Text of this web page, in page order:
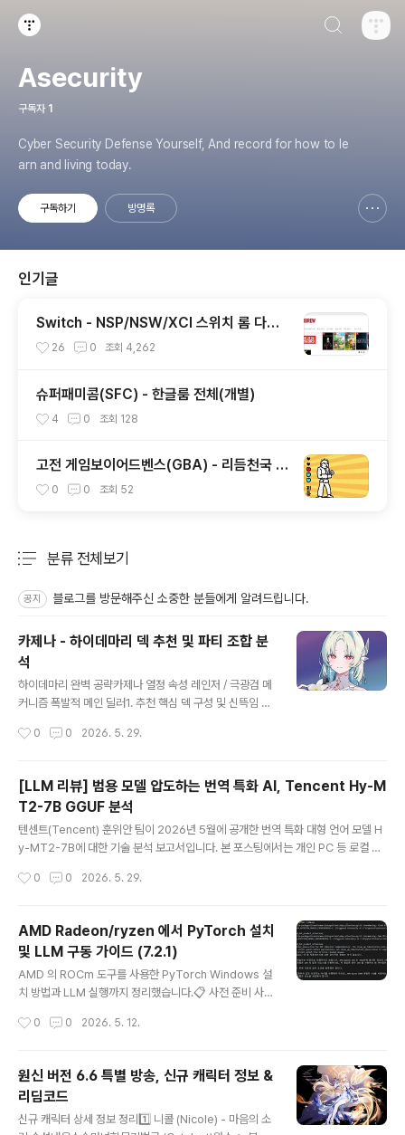
Asecurity
구독자 1
Cyber Security Defense Yourself, And record for how to le
arn and living today.
구독하기 방명록
인기글
Switch - NSP/NSW/XCI 스위치 롬 다운
로드 사이트들
26 0 조회 4,262
슈퍼패미콤(SFC) - 한글룸 전체(개별)
4 0 조회 128
고전 게임보이어드벤스(GBA) - 리듬천국 한
글 0 0 조회 52
분류 전체보기
공지 블로그를 방문해주신 소중한 분들에게 알려드립니다.
카제나 - 하이데마리 덱 추천 및 파티 조합 분
석
하이데마리 완벽 공략카제나 열정 속성 레인저 / 극광검 메
커니즘 폭발적 메인 딜러1. 추천 핵심 덱 구성 및 신뜩임 세
주요 스킬 카드에 비용 감소와 드로우 옵션을 필수로 지정
비용 감소 (필수)사냥본능카시우스 파티 채용 시 공용 카드
로 분류된 '장비가방'을 확정 탐색해 옵니다.추천 신뜩임:
공용 카드 드로우극광 응축스택 쌓기의 시작점. 무덤(버린
카드 더미)에 3회 이상 매끄럽게 버려지도록 제어합니다.
극광검 스택을 일제히 폭발시켜 보스를 삭제하는 피니시
0 0 2026. 5. 29.
[LLM 리뷰] 범용 모델 압도하는 번역 특화 AI, Tencent Hy-M
T2-7B GGUF 분석
텐센트(Tencent) 훈위안 팀이 2026년 5월에 공개한 번역 특화 대형 언어 모델 H
y-MT2-7B에 대한 기술 분석 보고서입니다. 본 포스팅에서는 개인 PC 등 로컬 환
심 성능과 실사용 평을 정리했습니다.💡 요약: "Fast-Thinking" 추론 기법을 탑재
다국어 기계 번역 특화 모델입니다.1. 모델 개요 및 핵심 아키텍처Architecture공식
명칭: Hy-MT2 (Hunyuan Machine Translation 2)개발사: 텐센트 훈위안(Ten
cent Hunyuan) 연구팀파라미터 사이즈: 70억 (7B)지원 언어: 한국어, 중..
0 0 2026. 5. 29.
AMD Radeon/ryzen 에서 PyTorch 설치
및 LLM 구동 가이드 (7.2.1)
AMD 의 ROCm 도구를 사용한 PyTorch Windows 설
치 방법과 LLM 실행까지 정리했습니다.📋 사전 준비 사항
라이버: 버전 26.2.2 이상AMD 공식 다운로드 페이지🚀
PowerShell 에서 다음 명령 실행:CMD:cmdpip instal
l --no-cache-dir ^ https://repo.radeon.com/roc
m/windows/rocm-rel-7.2.1/rocm_sdk_core-7.2.1
-py3-none-win_amd64.whl ^ https://repo.radeo
0 0 2026. 5. 12.
원신 버전 6.6 특별 방송, 신규 캐릭터 정보 &
리딤코드
신규 캐릭터 상세 정보 정리1️⃣ 니콜 (Nicole) - 마음의 소